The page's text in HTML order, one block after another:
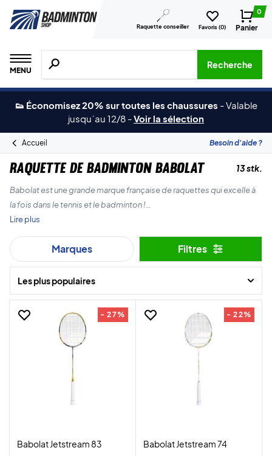
Raquette conseiller Favoris (0)
0
Panier
MENU
Recherche de produits, de marques, etc.
Recherche
👟 Économisez 20% sur toutes les chaussures -Valable
jusqu´au 12/8 -Voir la sélection
Accueil Besoin d'aide ?
Raquette de badminton Babolat 13 stk.
Babolat est une grande marque française de raquettes qui excelle à
la fois dans le tennis et le badminton !
et vous pouvez obtenir les meilleurs prix ici même, à la Badminton
Shop.
Découvrez la vaste sélection et trouvez votre préférée.
Lire plus
Marques Filtres
Les plus populaires
- 27%
Babolat Jetstream 83
- 22%
Babolat Jetstream 74